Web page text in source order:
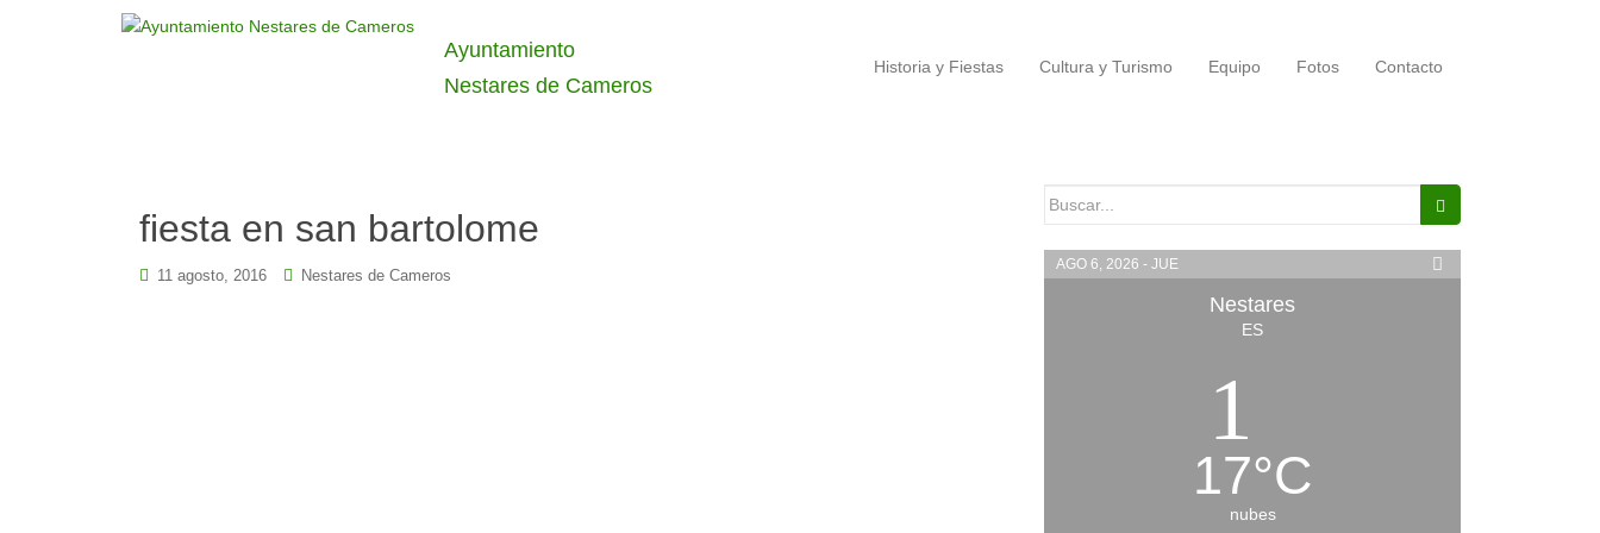
Ayuntamiento
Nestares de Cameros
Historia y Fiestas Cultura y Turismo Equipo Fotos Contacto
fiesta en san bartolome
11 agosto, 2016 Nestares de Cameros
Buscar:
AGO 6, 2026 - JUE
Nestares
ES
17°C
nubes